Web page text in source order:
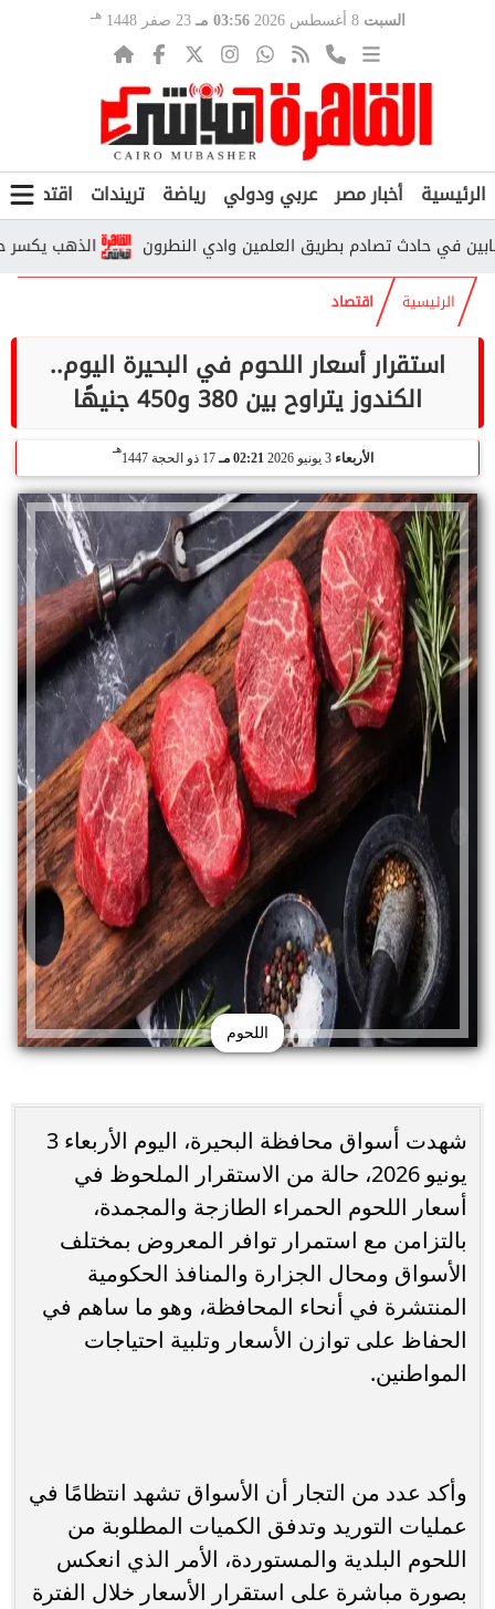
السبت 8 أغسطس 2026 03:56 مـ 23 صفر 1448 هـ
الرئيسية أخبار مصر عربي ودولي رياضة تريندات اقتصاد
الذهب يكسر حاجز الـ6000 جنيه.. هل بدأت موجة صعود جديدة في مصر؟
الرئيسية اقتصاد
استقرار أسعار اللحوم في البحيرة اليوم..
الكندوز يتراوح بين 380 و450 جنيهًا
الأربعاء 02:21 مـ 17 ذو الحجة 1447
هـ
اللحوم
شهدت أسواق محافظة البحيرة، اليوم الأربعاء 3
يونيو 2026، حالة من الاستقرار الملحوظ في
أسعار اللحوم الحمراء الطازجة والمجمدة،
بالتزامن مع استمرار توافر المعروض بمختلف
الأسواق ومحال الجزارة والمنافذ الحكومية
المنتشرة في أنحاء المحافظة، وهو ما ساهم في
الحفاظ على توازن الأسعار وتلبية احتياجات
المواطنين.
وأكد عدد من التجار أن الأسواق تشهد انتظامًا في
عمليات التوريد وتدفق الكميات المطلوبة من
اللحوم البلدية والمستوردة، الأمر الذي انعكس
بصورة مباشرة على استقرار الأسعار خلال الفترة